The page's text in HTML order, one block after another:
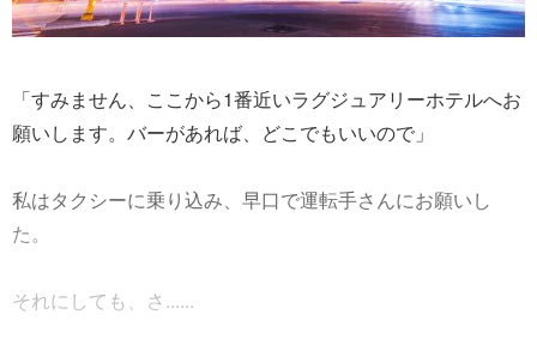
「すみません、ここから1番近いラグジュアリーホテルへお
願いします。バーがあれば、どこでもいいので」
私はタクシーに乗り込み、早口で運転手さんにお願いし
た。
それにしても、さ......